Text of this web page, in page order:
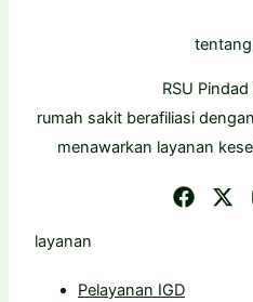
RSU
rumah sakit berafiliasi
menawarkan layanan
layanan
Pelayanan IGD